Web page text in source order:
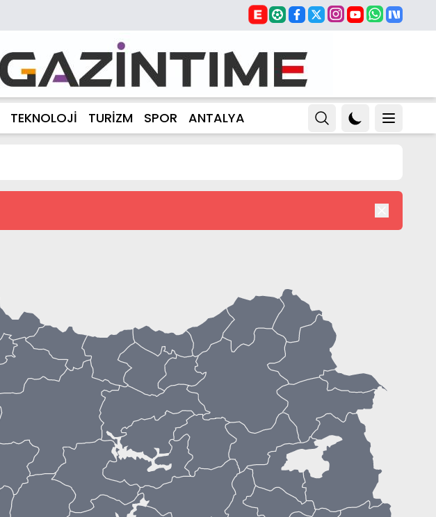
TEKNOLOJİ TURİZM SPOR ANTALYA